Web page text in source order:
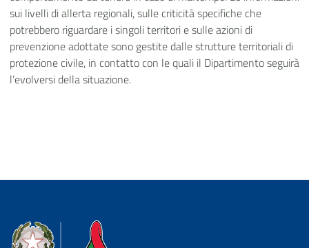
sui livelli di allerta regionali, sulle criticità specifiche che
potrebbero riguardare i singoli territori e sulle azioni di
prevenzione adottate sono gestite dalle strutture territoriali di
protezione civile, in contatto con le quali il Dipartimento seguirà
l’evolversi della situazione.
Dipartimento della Protezione Civile